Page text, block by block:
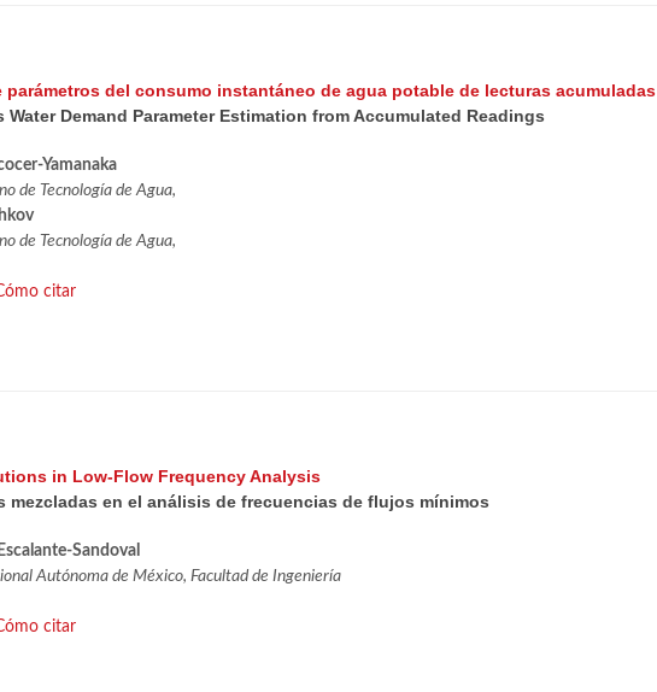
parámetros del consumo instantáneo de agua potable de lecturas acumuladas
Water Demand Parameter Estimation from Accumulated Readings
Yamanaka
de Tecnología de Agua,
de Tecnología de Agua,
citar
in Low-Flow Frequency Analysis
mezcladas en el análisis de frecuencias de flujos mínimos
Sandoval
Autónoma de México, Facultad de Ingeniería
citar